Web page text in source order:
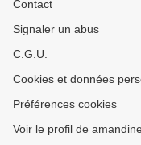
Contact
Signaler un abus
C.G.U.
Cookies et données
Préférences cookies
Voir le profil de